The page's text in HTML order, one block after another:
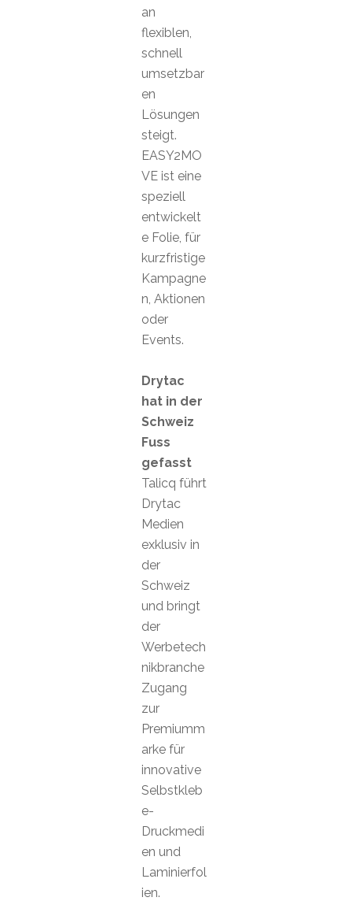
an
flexiblen,
schnell
umsetzbar
en
Lösungen
steigt.
EASY2MO
VE ist eine
speziell
entwickelt
e Folie, für
kurzfristige
Kampagne
n, Aktionen
oder
Events.
Drytac
hat in der
Schweiz
Fuss
gefasst
Talicq führt
Drytac
Medien
exklusiv in
der
Schweiz
und bringt
der
Werbetech
nikbranche
Zugang
zur
Premiumm
arke für
innovative
Selbstkleb
e-
Druckmedi
en und
Laminierfol
ien.